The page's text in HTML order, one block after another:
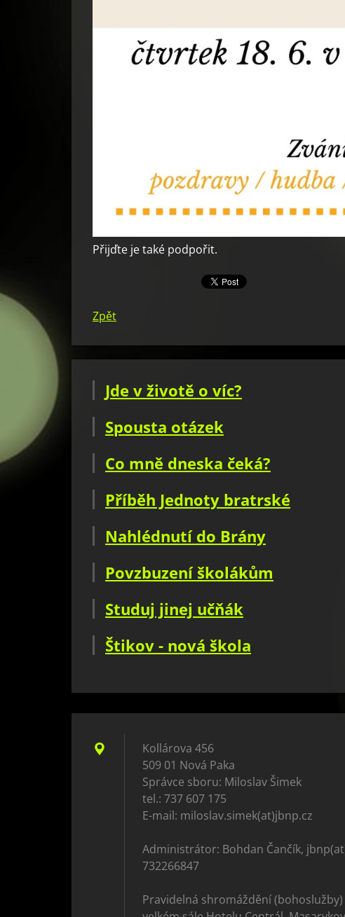
Přijďte je také podpořit.
Zpět
Jde v životě o víc?
Spousta otázek
Co mně dneska čeká?
Příběh Jednoty bratrské
Nahlédnutí do Brány
Povzbuzení školákům
Studuj jinej učňák
Štikov - nová škola
Kollárova 456
509 01 Nová Paka
Správce sboru: Miloslav Šimek
tel.: 737 607 175
E-mail: miloslav.simek(at)jbnp.cz
Administrátor: Bohdan Čančík,
732266847
Pravidelná shromáždění (bohoslužby)